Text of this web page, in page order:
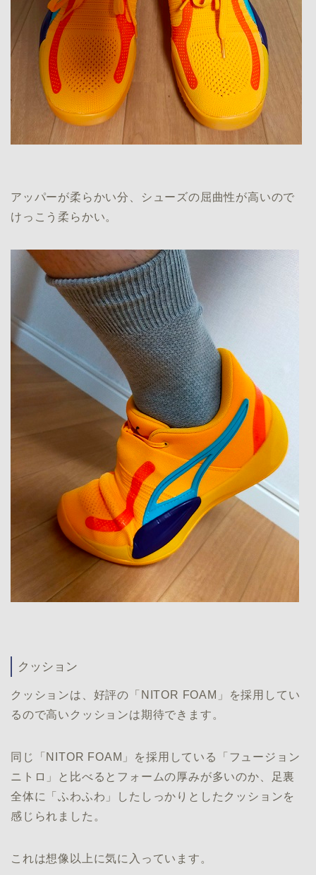
アッパーが柔らかい分、シューズの屈曲性が高いので
けっこう柔らかい。
クッション
クッションは、好評の「NITOR FOAM」を採用してい
るので高いクッションは期待できます。
同じ「NITOR FOAM」を採用している「フュージョン
ニトロ」と比べるとフォームの厚みが多いのか、足裏
全体に「ふわふわ」したしっかりとしたクッションを
感じられました。
これは想像以上に気に入っています。